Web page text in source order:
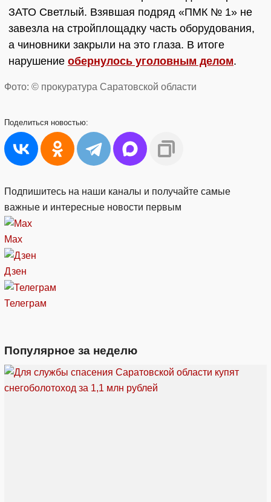
ЗАТО Светлый. Взявшая подряд «ПМК № 1» не
завезла на стройплощадку часть оборудования,
а чиновники закрыли на это глаза. В итоге
нарушение обернулось уголовным делом.
Фото: © прокуратура Саратовской области
Поделиться новостью:
Подпишитесь на наши каналы и получайте самые
важные и интересные новости первым
Max
Дзен
Телеграм
Популярное за неделю